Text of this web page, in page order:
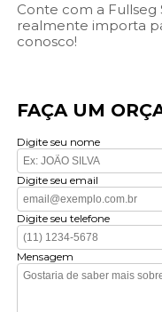
Conte com a Fullseg
realmente importa
conosco!
FAÇA UM
Digite seu nome
Digite seu email
Digite seu telefone
Mensagem